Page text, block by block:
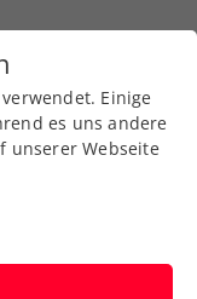
Einige
es uns andere
unserer Webseite